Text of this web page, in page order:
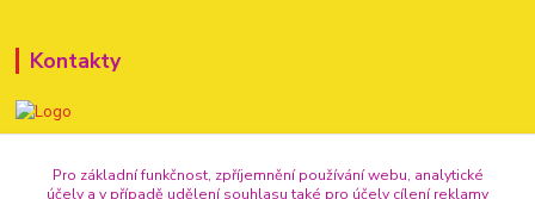
Kontakty
Pro základní funkčnost, zpříjemnění používání webu, analytické
účely a v případě udělení souhlasu také pro účely cílení reklamy